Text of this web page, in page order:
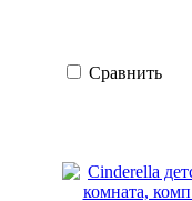
Сравнить